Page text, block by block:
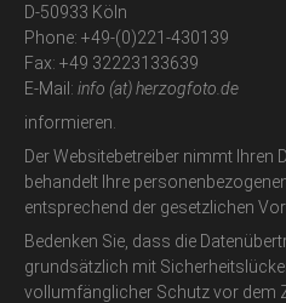
D-50933 Köln
Phone: +49-(0)221-430139
Fax: +49 32223133639
E-Mail: info (at) herzogfoto.de
informieren.
Der Websitebetreiber nimmt Ihren
behandelt Ihre
entsprechend der gesetzlichen
Bedenken Sie, dass die
grundsätzlich mit
vollumfänglicher Schutz vor dem